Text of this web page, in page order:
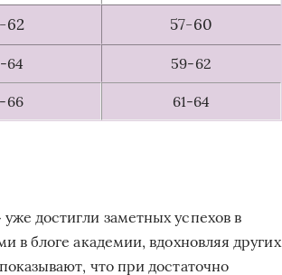
62 57-60
64 59-62
66 61-64
достигли заметных успехов в
в блоге академии, вдохновляя других
что при достаточно